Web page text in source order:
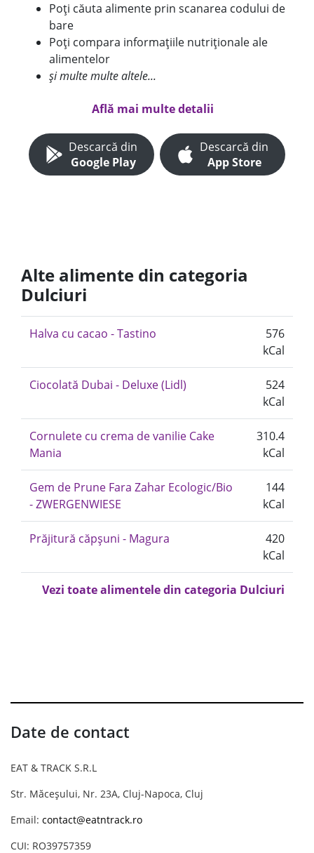
Poți căuta alimente prin scanarea codului de
bare
Poți compara informațiile nutriționale ale
alimentelor
și multe multe altele...
Află mai multe detalii
Descarcă din
Google Play
Descarcă din
App Store
Alte alimente din categoria
Dulciuri
Halva cu cacao - Tastino
576
kCal
Ciocolată Dubai - Deluxe (Lidl)
524
kCal
Cornulete cu crema de vanilie Cake
Mania
310.4
kCal
Gem de Prune Fara Zahar Ecologic/Bio
- ZWERGENWIESE
144
kCal
Prăjitură căpșuni - Magura
420
kCal
Vezi toate alimentele din categoria Dulciuri
Date de contact
EAT & TRACK S.R.L
Str. Măceșului, Nr. 23A, Cluj-Napoca, Cluj
Email: contact@eatntrack.ro
CUI: RO39757359